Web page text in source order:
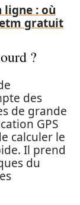
ligne : où
gratuit
?
des
de grande
GPS
calculer le
Il prend
du